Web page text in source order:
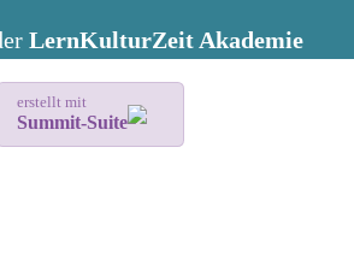
LernKulturZeit Akademie
erstellt mit
Summit-Suite